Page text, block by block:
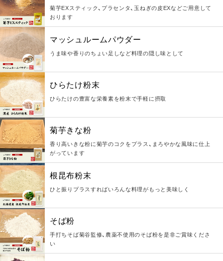
菊芋EXスティック、プラセンタ、玉ねぎの皮EXなどご用意して
おります
マッシュルームパウダー
うま味や香りのちょい足しなど料理の隠し味として
ひらたけ粉末
ひらたけの豊富な栄養素を粉末で手軽に摂取
菊芋きな粉
香り高いきな粉に菊芋のコクをプラス、まろやかな風味に仕上
がっています
根昆布粉末
ひと振りプラスすればいろんな料理がもっと美味しく
そば粉
手打ちそば菊谷監修、農薬不使用のそば粉を是非ご賞味くださ
い